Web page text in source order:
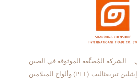
— الشركة المُصنِّعة الموثوقة في الصين
لألوان القشرة البولي إيثيلين تيريفثاليت (PET) وألواح الميلامين